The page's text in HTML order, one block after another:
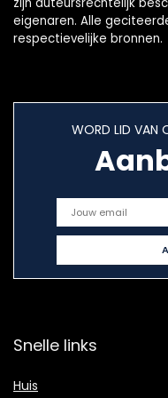
eigenaren. Alle
respectievelijke bronnen.
WORD LID VAN
Snelle links
Huis